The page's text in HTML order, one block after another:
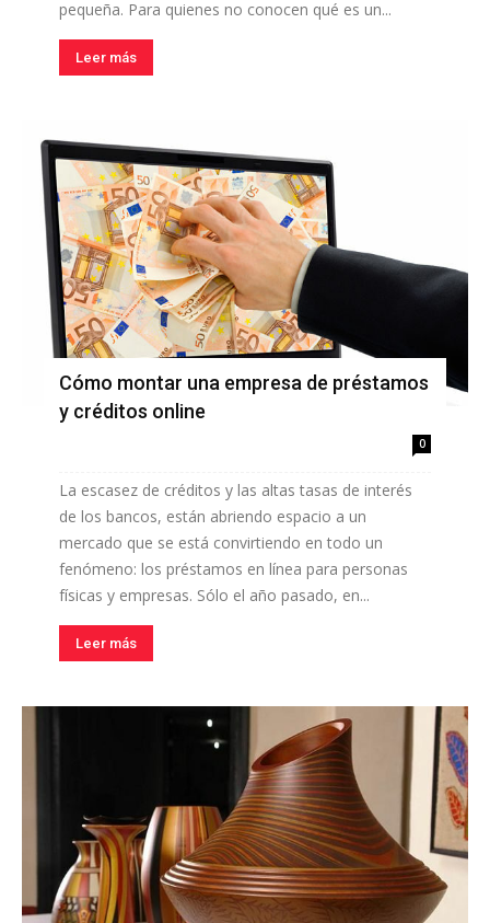
pequeña. Para quienes no conocen qué es un...
Leer más
Cómo montar una empresa de préstamos
y créditos online
0
La escasez de créditos y las altas tasas de interés
de los bancos, están abriendo espacio a un
mercado que se está convirtiendo en todo un
fenómeno: los préstamos en línea para personas
físicas y empresas. Sólo el año pasado, en...
Leer más